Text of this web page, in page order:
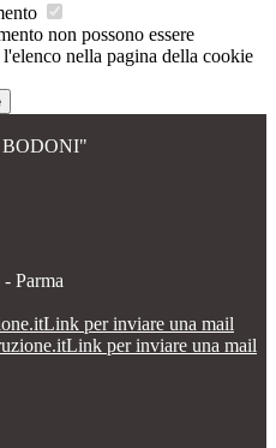
non possono essere
nella pagina della cookie
Parma
Link per inviare una mail
Link per inviare una mail